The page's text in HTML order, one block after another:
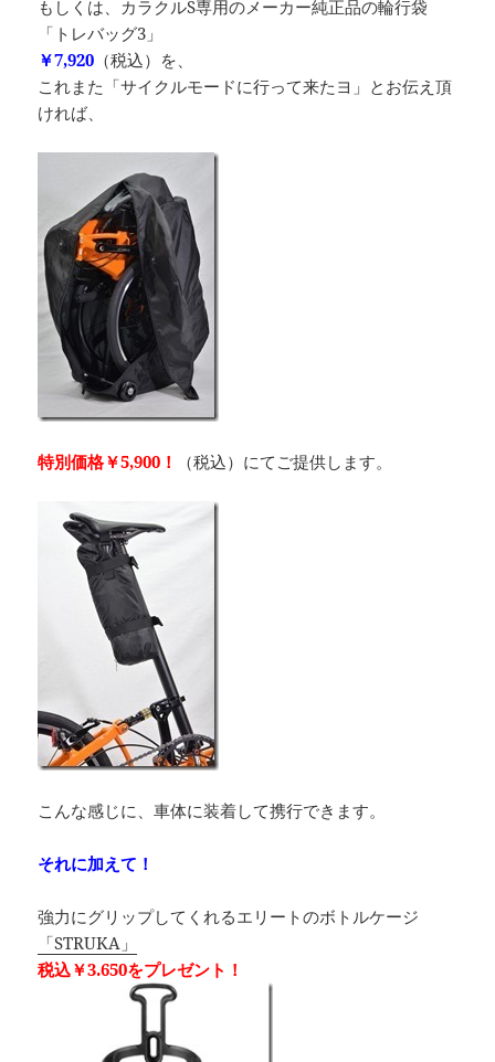
もしくは、カラクルS専用のメーカー純正品の輪行袋
「トレバッグ3」
￥7,920 （税込）を、
これまた「サイクルモードに行って来たヨ」とお伝え頂
ければ、
特別価格￥5,900！ （税込）にてご提供します。
こんな感じに、車体に装着して携行できます。
それに加えて！
強力にグリップしてくれるエリートのボトルケージ
「STRUKA」
税込￥3.650をプレゼント！